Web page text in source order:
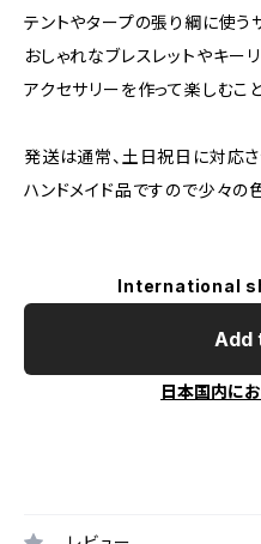
テントやタープの張り綱に使う
おしゃれなブレスレットやキー
アクセサリーを作って楽しむこ
発送は通常、土日祝日に対応さ
ハンドメイド品ですので少々の
International
Add
日本国内に